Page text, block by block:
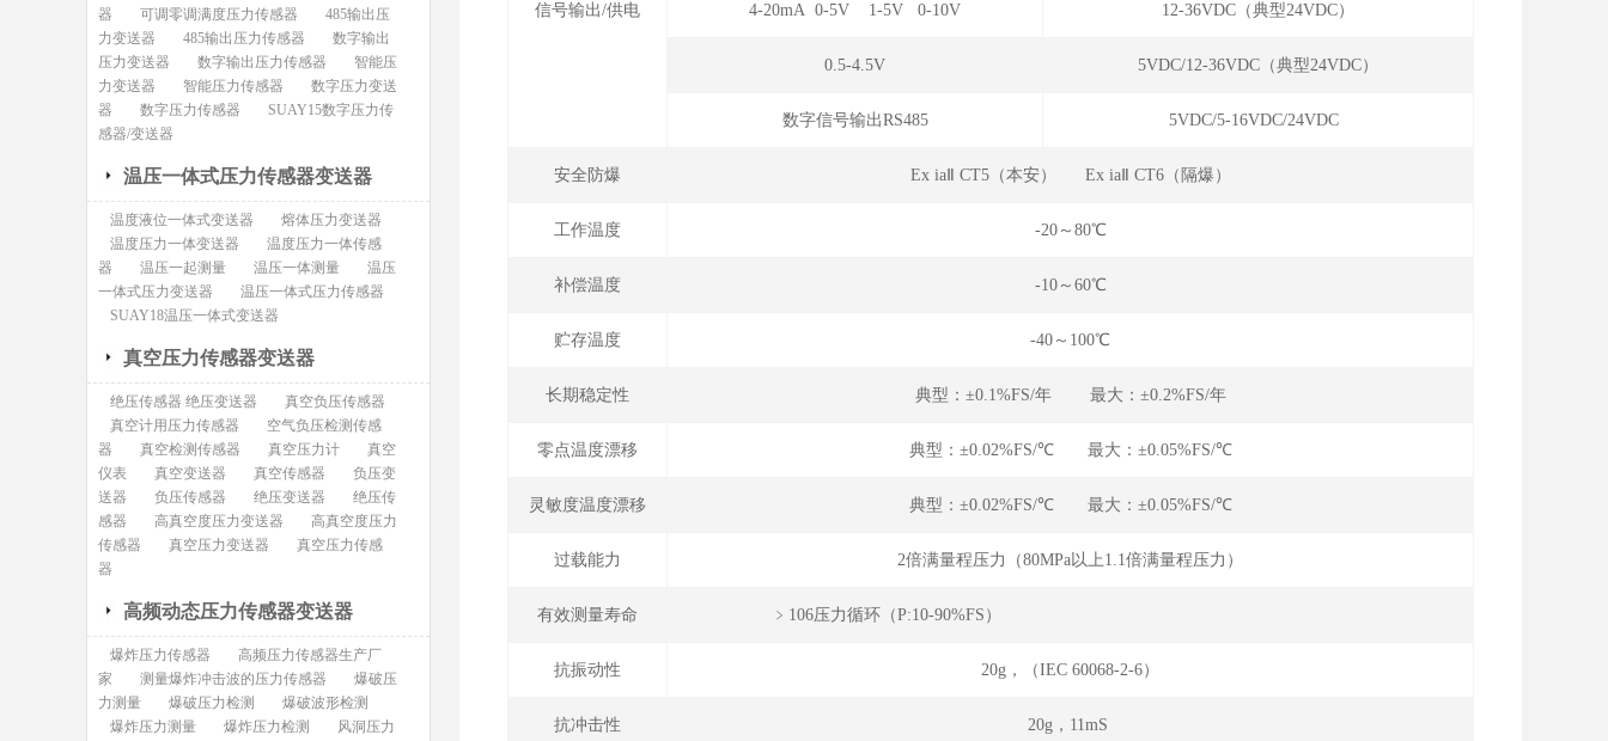
信号输出/供电 4-20mA 0-5V 1-5V 0-10V 12-36VDC（典型24VDC）
0.5-4.5V 5VDC/12-36VDC（典型24VDC）
数字信号输出RS485 5VDC/5-16VDC/24VDC
安全防爆 Ex iaⅡ CT5（本安） Ex iaⅡ CT6（隔爆）
工作温度 -20～80℃
补偿温度 -10～60℃
贮存温度 -40～100℃
长期稳定性 典型：±0.1%FS/年 最大：±0.2%FS/年
零点温度漂移 典型：±0.02%FS/℃ 最大：±0.05%FS/℃
灵敏度温度漂移 典型：±0.02%FS/℃ 最大：±0.05%FS/℃
过载能力 2倍满量程压力（80MPa以上1.1倍满量程压力）
有效测量寿命 ﹥106压力循环（P:10-90%FS）
抗振动性 20g，（IEC 60068-2-6）
抗冲击性 20g，11mS
器
可调零调满度压力传感器
485输出压
力变送器
485输出压力传感器
数字输出
压力变送器
数字输出压力传感器
智能压
力变送器
智能压力传感器
数字压力变送
器
数字压力传感器
SUAY15数字压力传
感器/变送器
温压一体式压力传感器变送器
温度液位一体式变送器
熔体压力变送器
温度压力一体变送器
温度压力一体传感
器
温压一起测量 温压一体测量
温压
一体式压力变送器
温压一体式压力传感器
SUAY18温压一体式变送器
真空压力传感器变送器
绝压传感器 绝压变送器
真空负压传感器
真空计用压力传感器
空气负压检测传感
器
真空检测传感器 真空压力计
真空
仪表
真空变送器 真空传感器
负压变
送器
负压传感器 绝压变送器
绝压传
感器
高真空度压力变送器
高真空度压力
传感器
真空压力变送器
真空压力传感
器
高频动态压力传感器变送器
爆炸压力传感器
高频压力传感器生产厂
家
测量爆炸冲击波的压力传感器
爆破压
力测量
爆破压力检测
爆破波形检测
爆炸压力测量
爆炸压力检测
风洞压力